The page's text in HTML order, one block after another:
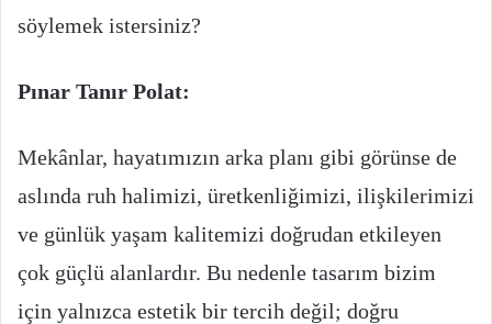
söylemek istersiniz?
Pınar Tanır Polat:
Mekânlar, hayatımızın arka planı gibi görünse de
aslında ruh halimizi, üretkenliğimizi, ilişkilerimizi
ve günlük yaşam kalitemizi doğrudan etkileyen
çok güçlü alanlardır. Bu nedenle tasarım bizim
için yalnızca estetik bir tercih değil; doğru